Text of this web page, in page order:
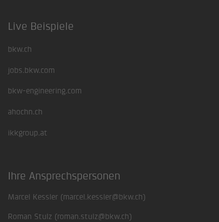
Footer
Live Beispiele
bkw.ch
jobs.bkw.com
bkw-engineering.com
ahochn.ch
ikkgroup.at
Ihre Ansprechspersonen
Marcel Kessler (marcel.kessler@bkw.ch)
Roman Stulz (roman.stulz@bkw.ch)